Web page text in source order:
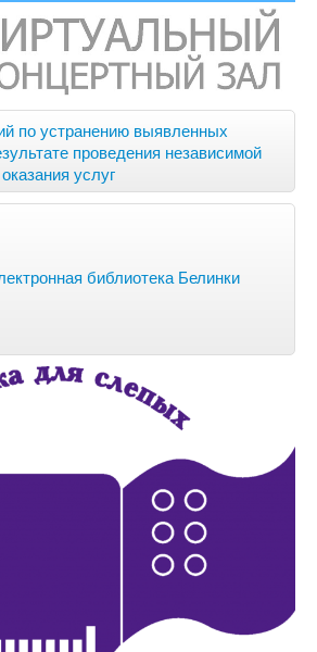
по устранению выявленных
проведения независимой
услуг
библиотека Белинки